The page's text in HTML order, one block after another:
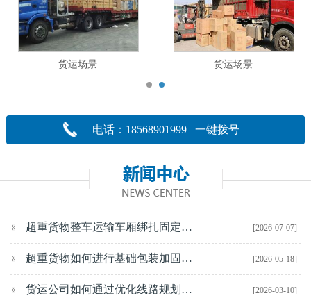
货运场景 货运场景
电话：18568901999 一键拨号
[2026-07-07]
超重货物整车运输车厢绑扎固定技巧
[2026-05-18]
超重货物如何进行基础包装加固货运公司实操指南
[2026-03-10]
货运公司如何通过优化线路规划提高重车率